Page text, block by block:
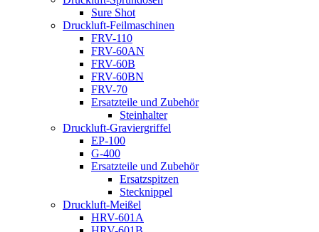
Sure Shot
Druckluft-Feilmaschinen
FRV-110
FRV-60AN
FRV-60B
FRV-60BN
FRV-70
Ersatzteile und Zubehör
Steinhalter
Druckluft-Graviergriffel
EP-100
G-400
Ersatzteile und Zubehör
Ersatzspitzen
Stecknippel
Druckluft-Meißel
HRV-601A